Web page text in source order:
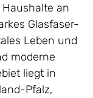
an
Glasfaser-
Leben und
moderne
liegt in
Pfalz,